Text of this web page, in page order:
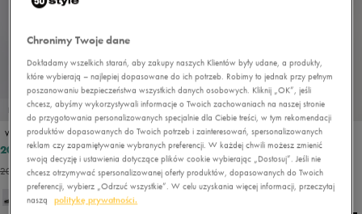
PROMO: DO -30%
VANS BROOKLYN LS
289,99 zł
202,99 zł
209,99 zł- najniższa cena
PROMO: DO -30%
VANS MN CALDRONE
269,99 zł
215,99 zł
223,99 zł - najniższa cena
Chronimy Twoje dane
Dokładamy wszelkich starań, aby zakupy naszych Klientów były udane, a produkty,
które wybierają – najlepiej dopasowane do ich potrzeb. Robimy to jednak przy pełnym
poszanowaniu bezpieczeństwa wszystkich danych osobowych. Kliknij „OK”, jeśli
chcesz, abyśmy wykorzystywali informacje o Twoich zachowaniach na naszej stronie
do przygotowania personalizowanych specjalnie dla Ciebie treści, w tym rekomendacji
produktów dopasowanych do Twoich potrzeb i zainteresowań, spersonalizowanych
reklam czy zapamiętywanie wybranych preferencji. W każdej chwili możesz zmienić
swoją decyzję i ustawienia dotyczące plików cookie wybierając „Dostosuj”. Jeśli nie
chcesz otrzymywać spersonalizowanej oferty produktów, dopasowanych do Twoich
preferencji, wybierz „Odrzuć wszystkie”. W celu uzyskania więcej informacji, przeczytaj
naszą
politykę prywatności.